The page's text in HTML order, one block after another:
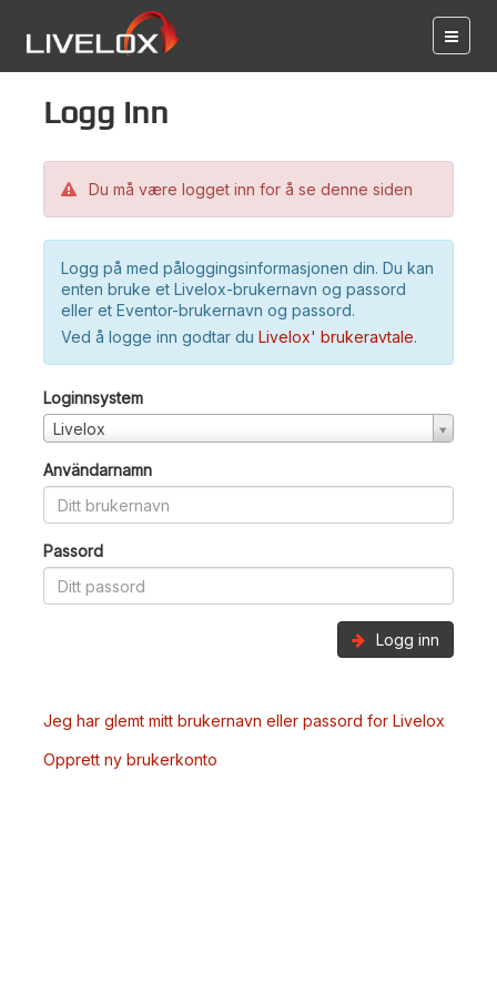
Logg inn
Du må være logget inn for å se denne siden
Logg på med påloggingsinformasjonen din. Du kan
enten bruke et Livelox-brukernavn og passord
eller et Eventor-brukernavn og passord.
Ved å logge inn godtar du Livelox' brukeravtale.
Loginnsystem
Livelox
Användarnamn
Passord
Logg inn
Jeg har glemt mitt brukernavn eller passord for Livelox
Opprett ny brukerkonto